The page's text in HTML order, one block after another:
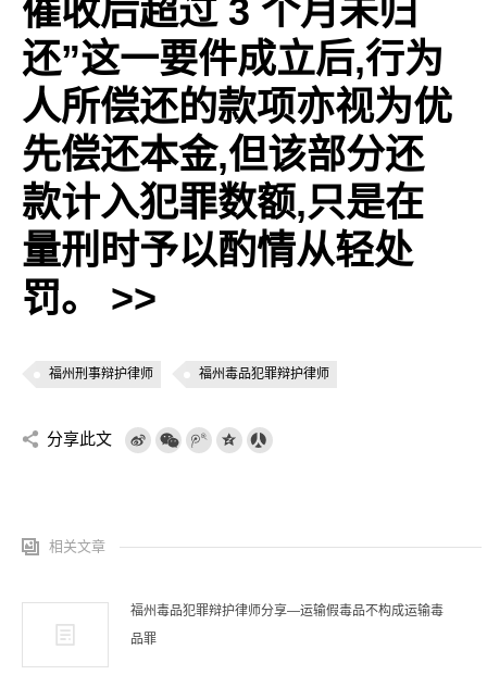
催收后超过 3 个月未归
还”这一要件成立后,行为
人所偿还的款项亦视为优
先偿还本金,但该部分还
款计入犯罪数额,只是在
量刑时予以酌情从轻处
罚。
>>
福州刑事辩护律师 福州毒品犯罪辩护律师
分享此文
相关文章
福州毒品犯罪辩护律师分享—运输假毒品不构成运输毒
品罪